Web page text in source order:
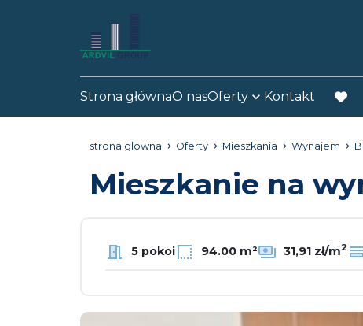
Strona głównaO nasOferty Kontakt
strona.glowna Oferty Mieszkania Wynajem
Mieszkanie na
5 pokoi 94.00 m² 31,91 zł/m2